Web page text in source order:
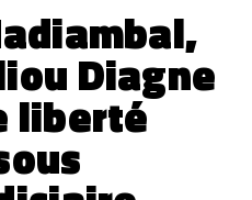
Diagne
liberté